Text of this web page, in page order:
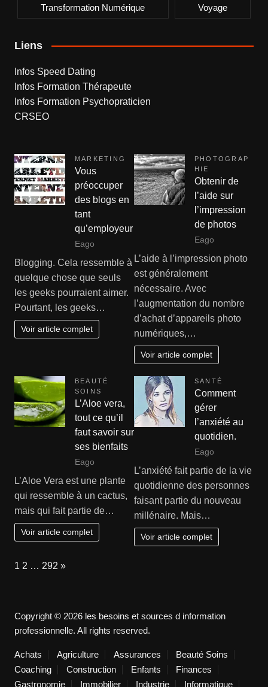
Transformation Numérique Voyage
Liens
Infos Speed Dating
Infos Formation Thérapeute
Infos Formation Psychopraticien
CRSEO
MARKETING
Vous
préoccuper
des blogs en
tant
qu’employeur
Eago
Blogging. Cela ressemble à
quelque chose que seuls
les geeks pourraient aimer.
Pourtant, les geeks…
Voir article complet
PHOTOGRAP
HIE
Obtenir de
l’aide sur
l’impression
de photos
Eago
L’aide à l’impression photo
est généralement
nécessaire. Avec
l’augmentation du nombre
d’achat d’appareils photo
numériques,…
Voir article complet
BEAUTÉ
SOINS
L’Aloe vera,
tout ce qu’il
faut savoir sur
ses bienfaits
Eago
L’Aloe Vera est une plante
qui ressemble à un cactus,
mais qui fait partie de…
Voir article complet
SANTÉ
Comment
gérer
l’anxiété au
quotidien.
Eago
L’anxiété fait partie de la vie
quotidienne des personnes
faisant partie du nouveau
millénaire. Mais…
Voir article complet
Page:
1 2 … 292 Next
»
Copyright © 2026 les besoins et sources d information
professionnelle. All rights reserved.
Achats Agriculture Assurances
Beauté Soins
Coaching
Construction Enfants
Finances
Gastronomie
Immobilier Industrie Informatique